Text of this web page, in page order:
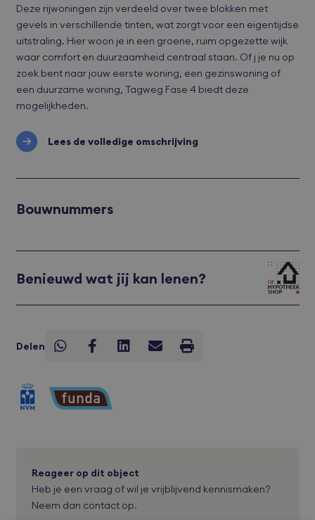
Deze rijwoningen zijn verdeeld over twee blokken met
gevels in verschillende tinten, wat zorgt voor een eigentijdse
uitstraling. Hier woon je in een groene, ruim opgezette wijk
waar comfort en duurzaamheid centraal staan. Of j je nu op
zoek bent naar jouw eerste woning, een gezinswoning of
een duurzame woning, Tagweg Fase 4 biedt deze
mogelijkheden.
Lees de volledige omschrijving
Bouwnummers
Benieuwd wat jij kan lenen?
Delen
Reageer op dit object
Heb je een vraag of wil je vrijblijvend kennismaken?
Neem dan contact op.